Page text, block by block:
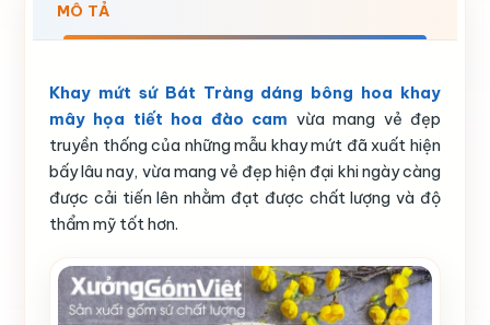
MÔ TẢ
Khay mứt sứ Bát Tràng dáng bông hoa khay
mây họa tiết hoa đào cam vừa mang vẻ đẹp
truyền thống của những mẫu khay mứt đã xuất hiện
bấy lâu nay, vừa mang vẻ đẹp hiện đại khi ngày càng
được cải tiến lên nhằm đạt được chất lượng và độ
thẩm mỹ tốt hơn.